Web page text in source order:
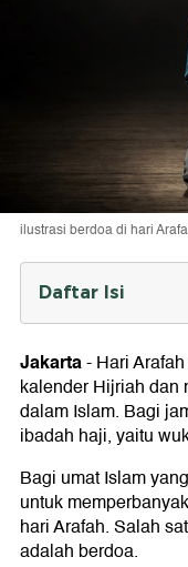
ilustrasi berdoa di hari
Daftar Isi
Keutamaan
Waktu
Bacaan Doa
1. Doa
3. Doa
4. Doa Diberi
5. Doa
6. Doa Memuji
Jakarta-Hari
kalender Hijriah dan
dalam Islam. Bagi
ibadah haji, yaitu
Bagi umat Islam
untuk
hari Arafah. Salah
adalah berdoa.